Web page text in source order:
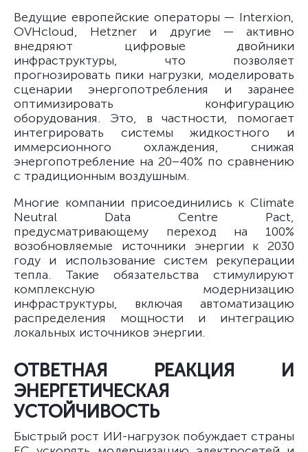
Ведущие европейские операторы — Interxion,
OVHcloud, Hetzner и другие — активно
внедряют цифровые двойники
инфраструктуры, что позволяет
прогнозировать пики нагрузки, моделировать
сценарии энергопотребления и заранее
оптимизировать конфигурацию
оборудования. Это, в частности, помогает
интегрировать системы жидкостного и
иммерсионного охлаждения, снижая
энергопотребление на 20–40% по сравнению
с традиционным воздушным.
Многие компании присоединились к Climate
Neutral Data Centre Pact,
предусматривающему переход на 100%
возобновляемые источники энергии к 2030
году и использование систем рекуперации
тепла. Такие обязательства стимулируют
комплексную модернизацию
инфраструктуры, включая автоматизацию
распределения мощности и интеграцию
локальных источников энергии.
ОТВЕТНАЯ РЕАКЦИЯ И
ЭНЕРГЕТИЧЕСКАЯ
УСТОЙЧИВОСТЬ
Быстрый рост ИИ-нагрузок побуждает страны